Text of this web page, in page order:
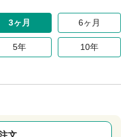
3ヶ月 6ヶ月
5年 10年